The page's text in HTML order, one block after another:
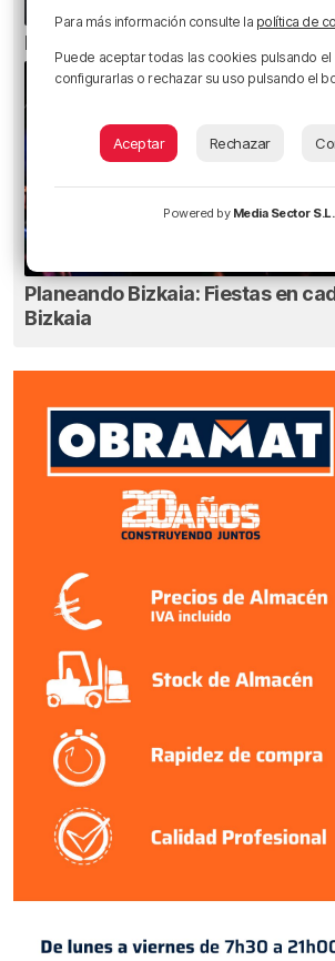
El bilbaíno que opta a un récord
Planeando Bizkaia: Fiestas en
Bizkaia
Para más información consulte la política de
Puede aceptar todas las cookies pulsando
configurarlas o rechazar su uso pulsando el
Aceptar Rechazar
Powered by Media Sector S.L.